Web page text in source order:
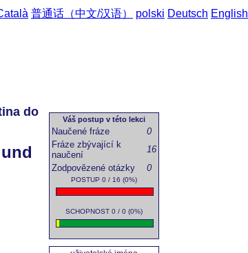
普通话（中文/汉语） polski Deutsch English
Váš postup v této lekci
Naučené fráze
0
Fráze zbývající k
naučení
16
Zodpovězené otázky
0
POSTUP 0 / 16 (0%)
SCHOPNOST 0 / 0 (0%)
do